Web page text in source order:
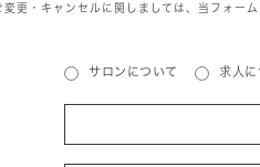
変更・キャンセルに関しましては、当フォー
サロンについて 求人に